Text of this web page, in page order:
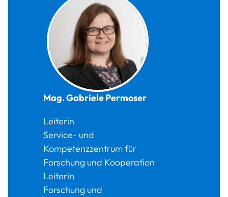
Mag.GabrielePermoser
Leiterin
Service- und
Kompetenzzentrum für
Forschung und Kooperation
Leiterin
Forschung und